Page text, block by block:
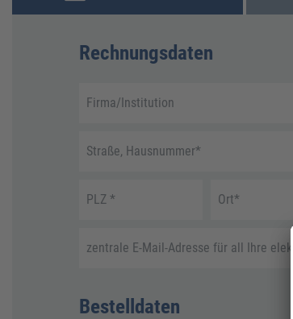
Rechnungsdaten
Firma/Institution
Straße, Hausnummer*
PLZ * Ort*
zentrale E-Mail-Adresse für all Ihre
Bestelldaten